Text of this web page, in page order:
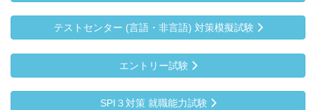
テストセンター (言語・非言語) 対策模擬試験
エントリー試験
SPI３対策 就職能力試験